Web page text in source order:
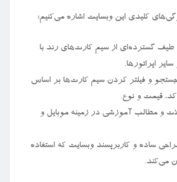
کلیدی این وبسایت اشاره می‌کنیم:
طیف گسترده‌ای از سیم کارت‌های رند با
جستجو و فیلتر کردن سیم کارت‌ها بر اساس
کد، قیمت و نوع.
و مطالب آموزشی در زمینه موبایل و
ساده و کاربرپسند وبسایت که استفاده
می‌کند.